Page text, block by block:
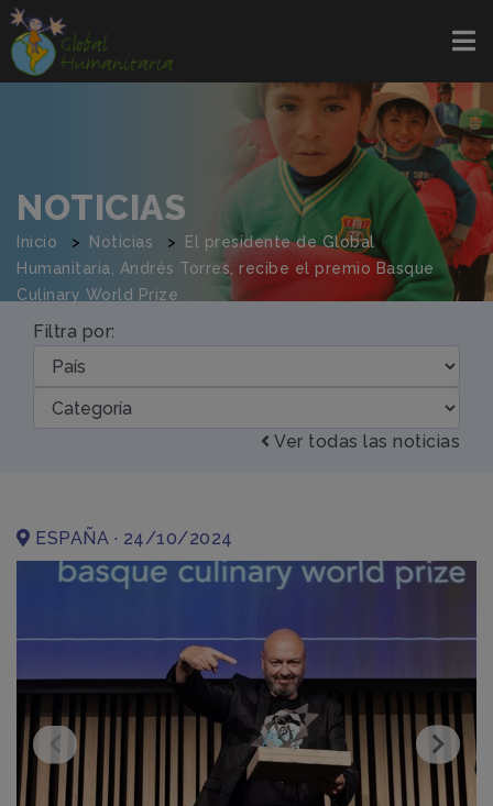
NOTICIAS
Inicio Noticias
El presidente de Global
Humanitaria, Andrés Torres, recibe el premio Basque
Culinary World Prize
Filtra por:
Ver todas las noticias
ESPAÑA · 24/10/2024